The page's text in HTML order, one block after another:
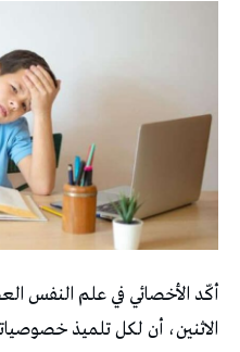
أكّد الأخصائي في علم النفس
الاثنين، أن لكل تلميذ